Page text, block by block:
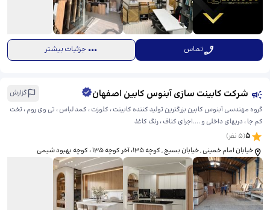
تماس جزئیات بیشتر
شرکت کابینت سازی آبنوس کابین اصفهان
گزارش
گروه مهندسی آبنوس کابین بزرگترین تولید کننده کابینت ، کلوزت ، کمد لباس ، تی وی روم ، تخت
کم جا ، دربهای داخلی و ....اجرای کناف ، رنگ کاغذ
5
(
5 نفر)
خیابان امام خمینی , خیابان بسیج , کوچه ۱۳۵، ​آخر کوچه ۱۳۵ ، کوچه بهبود شیمی